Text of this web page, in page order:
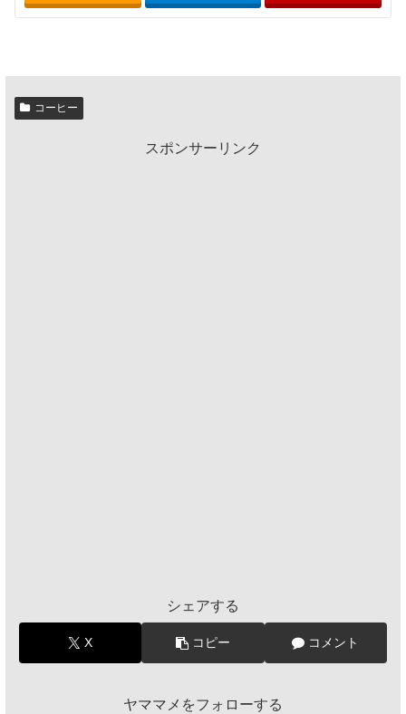
コーヒー
スポンサーリンク
シェアする
X コピー コメント
ヤママメをフォローする